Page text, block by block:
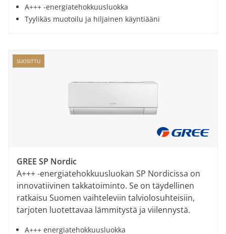
A+++ -energiatehokkuusluokka
Tyylikäs muotoilu ja hiljainen käyntiääni
SUOSITTU
GREE SP Nordic
A+++ -energiatehokkuusluokan SP Nordicissa on
innovatiivinen takkatoiminto. Se on täydellinen
ratkaisu Suomen vaihteleviin talviolosuhteisiin,
tarjoten luotettavaa lämmitystä ja viilennystä.
A+++ energiatehokkuusluokka